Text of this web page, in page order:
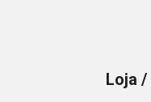
Loja /